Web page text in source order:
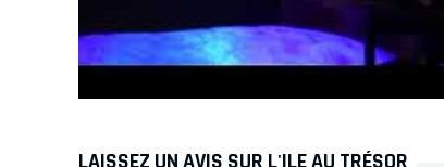
LAISSEZ UN AVIS SUR L'ILE AU TRÉSOR